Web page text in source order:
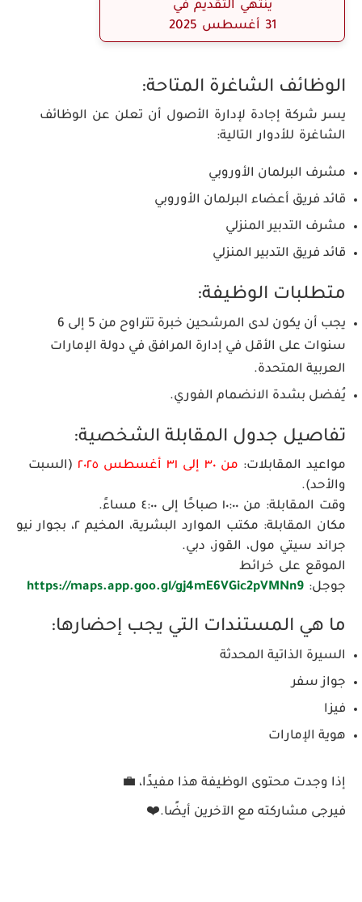
ينتهي التقديم في
31 أغسطس 2025
الوظائف الشاغرة المتاحة:
يسر شركة إجادة لإدارة الأصول أن تعلن عن الوظائف
الشاغرة للأدوار التالية:
مشرف البرلمان الأوروبي
قائد فريق أعضاء البرلمان الأوروبي
مشرف التدبير المنزلي
قائد فريق التدبير المنزلي
متطلبات الوظيفة:
يجب أن يكون لدى المرشحين خبرة تتراوح من 5 إلى 6
سنوات على الأقل في إدارة المرافق في دولة الإمارات
العربية المتحدة.
يُفضل بشدة الانضمام الفوري.
تفاصيل جدول المقابلة الشخصية:
مواعيد المقابلات: من ٣٠ إلى ٣١ أغسطس ٢٠٢٥
(السبت
والأحد).
وقت المقابلة: من ١٠:٠٠ صباحًا إلى ٤:٠٠ مساءً.
مكان المقابلة:
مكتب الموارد البشرية، المخيم ٢، بجوار نيو
جراند سيتي مول، القوز، دبي.
الموقع على خرائط
جوجل: https://maps.app.goo.gl/gj4mE6VGic2pVMNn9
ما هي المستندات التي يجب إحضارها:
السيرة الذاتية المحدثة
جواز سفر
فيزا
هوية الإمارات
إذا وجدت محتوى الوظيفة هذا مفيدًا، 💼
فيرجى مشاركته مع الآخرين أيضًا.❤️